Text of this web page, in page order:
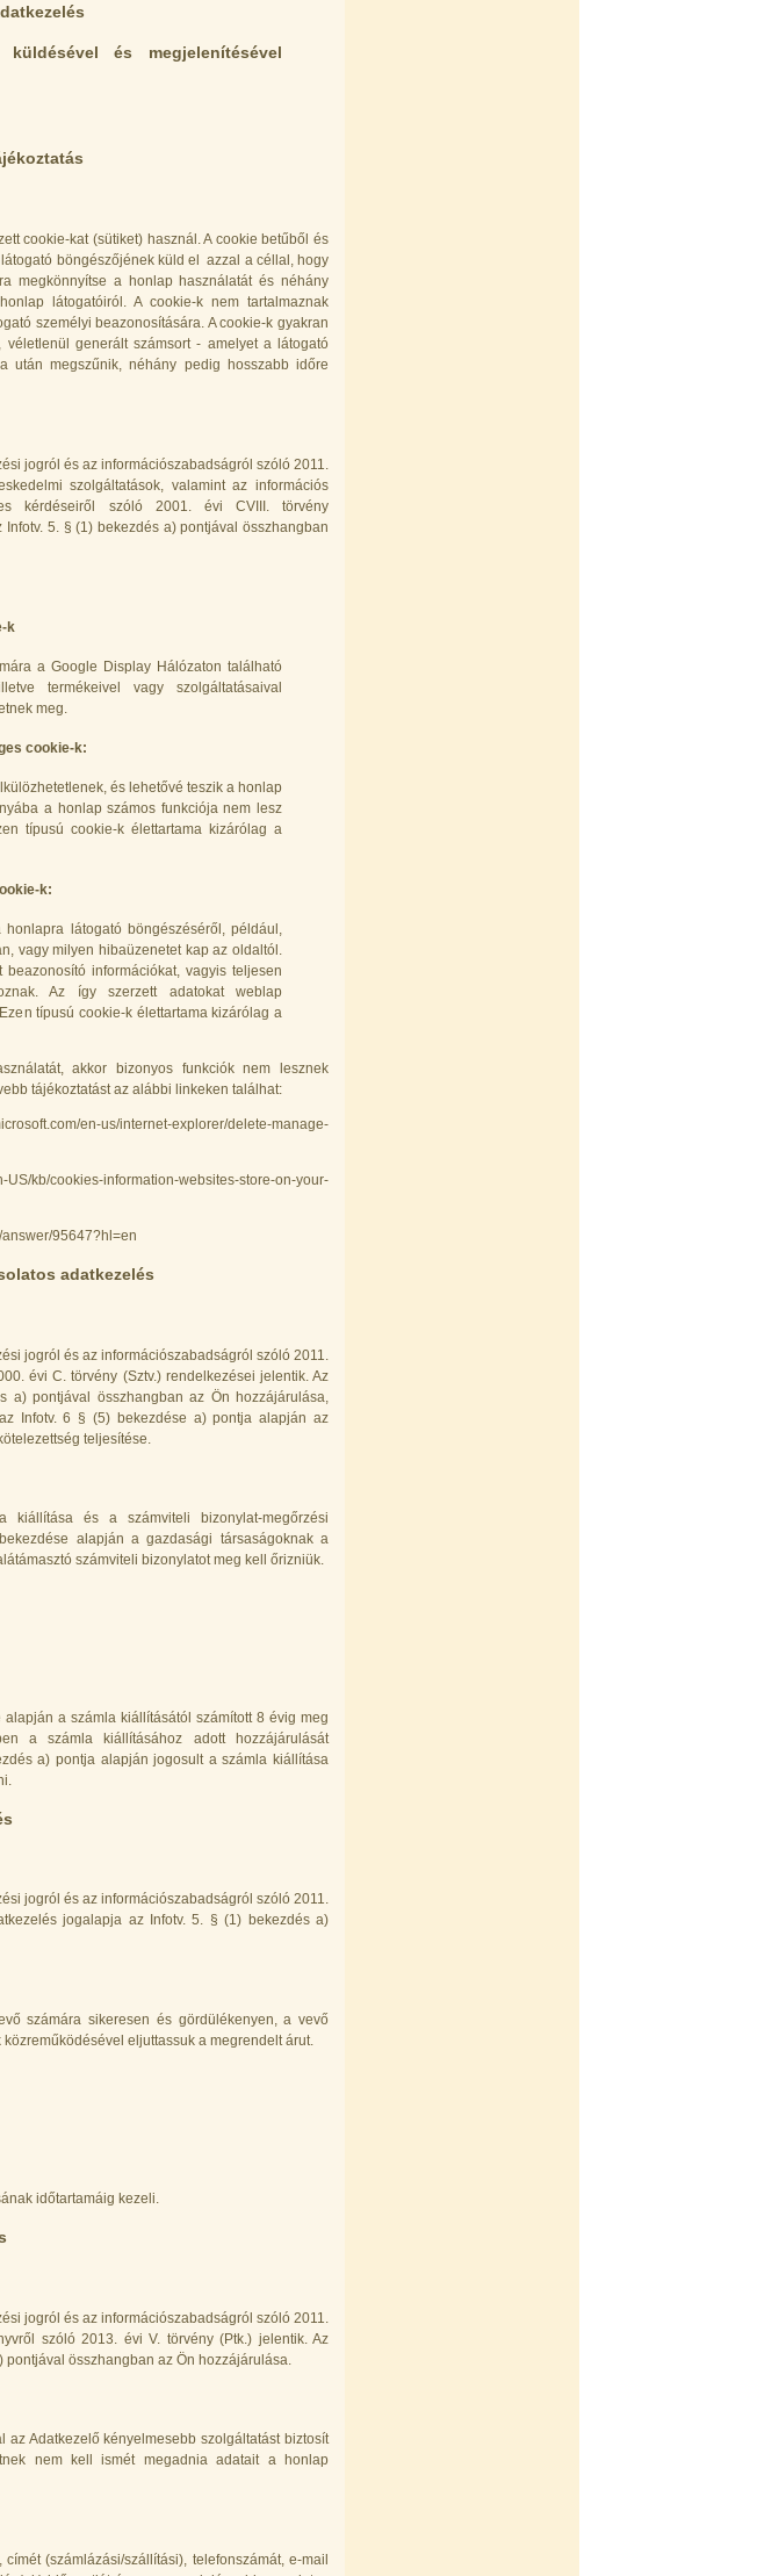
és megjelenítésével
cookie-kat (sütiket) használ. A cookie betűből és
böngészőjének küld el azzal a céllal, hogy
megkönnyítse a honlap használatát és néhány
látogatóiról. A cookie-k nem tartalmaznak
személyi beazonosítására. A cookie-k gyakran
generált számsort - amelyet a látogató
után megszűnik, néhány pedig hosszabb időre
jogról és az információszabadságról szóló 2011.
szolgáltatások, valamint az információs
kérdéseiről szóló 2001. évi CVIII. törvény
5. § (1) bekezdés a) pontjával összhangban
k
a Google Display Hálózaton található
termékeivel vagy szolgáltatásaival
meg.
cookie-k:
és lehetővé teszik a honlap
a honlap számos funkciója nem lesz
típusú cookie-k élettartama kizárólag a
k:
látogató böngészéséről, például,
vagy milyen hibaüzenetet kap az oldaltól.
információkat, vagyis teljesen
Az így szerzett adatokat weblap
típusú cookie-k élettartama kizárólag a
akkor bizonyos funkciók nem lesznek
tájékoztatást az alábbi linkeken találhat:
en-us/internet-explorer/delete-manage-
cookies-information-websites-store-on-your-
95647?hl=en
adatkezelés
jogról és az információszabadságról szóló 2011.
évi C. törvény (Sztv.) rendelkezései jelentik. Az
a) pontjával összhangban az Ön hozzájárulása,
Infotv. 6 § (5) bekezdése a) pontja alapján az
teljesítése.
kiállítása és a számviteli bizonylat-megőrzési
alapján a gazdasági társaságoknak a
számviteli bizonylatot meg kell őrizniük.
a számla kiállításától számított 8 évig meg
a számla kiállításához adott hozzájárulását
a) pontja alapján jogosult a számla kiállítása
jogról és az információszabadságról szóló 2011.
jogalapja az Infotv. 5. § (1) bekezdés a)
számára sikeresen és gördülékenyen, a vevő
eljuttassuk a megrendelt árut.
időtartamáig kezeli.
jogról és az információszabadságról szóló 2011.
szóló 2013. évi V. törvény (Ptk.) jelentik. Az
pontjával összhangban az Ön hozzájárulása.
Adatkezelő kényelmesebb szolgáltatást biztosít
nem kell ismét megadnia adatait a honlap
(számlázási/szállítási), telefonszámát, e-mail